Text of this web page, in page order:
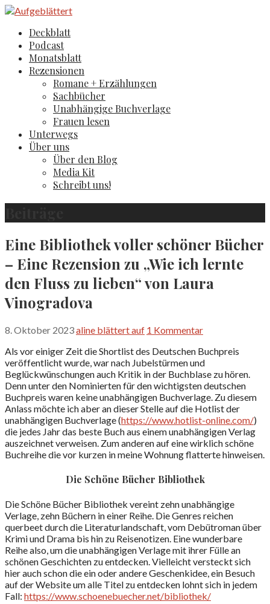
Zum
springenDeckblatt
Podcast
Monatsblatt
Rezensionen
Romane + Erzählungen
Sachbücher
Unabhängige Buchverlage
Frauen lesen
Unterwegs
Über uns
Über den Blog
Media Kit
Schreibt uns!
Eine Bibliothek voller schöner Bücher
– Eine Rezension zu „Wie ich lernte
den Fluss zu lieben“ von Laura
Vinogradova
8. Oktober 2023aline blättert auf 1 Kommentar
Als vor einiger Zeit die Shortlist des Deutschen Buchpreis
veröffentlicht wurde, war nach Jubelstürmen und
Beglückwünschungen auch Kritik in der Buchblase zu hören.
Denn unter den Nominierten für den wichtigsten deutschen
Buchpreis waren keine unabhängigen Buchverlage. Zu diesem
Anlass möchte ich aber an dieser Stelle auf die Hotlist der
unabhängigen Buchverlage (https://www.hotlist-online.com/)
die jedes Jahr das beste Buch aus einem unabhängigen Verlag
auszeichnet verweisen. Zum anderen auf eine wirklich schöne
Buchreihe die vor kurzen in meine Wohnung flatterte hinweisen.
Die Schöne Bücher Bibliothek
Die Schöne Bücher Bibliothek vereint zehn unabhängige
Verlage, zehn Büchern in einer Reihe. Die Genres reichen
querbeet durch die Literaturlandschaft, vom Debütroman über
Krimi und Drama bis hin zu Reisenotizen. Eine wunderbare
Reihe also, um die unabhängigen Verlage mit ihrer Fülle an
schönen Geschichten zu entdecken. Vielleicht versteckt sich
hier auch schon die ein oder andere Geschenkidee, ein Besuch
auf der Website um alle Titel zu entdecken lohnt sich in jedem
Fall: https://www.schoenebuecher.net/bibliothek/